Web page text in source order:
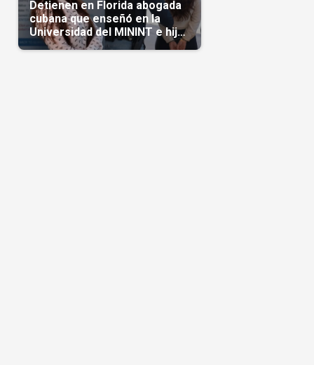
Detienen en Florida abogada
cubana que enseñó en la
Universidad del MININT e hija
de diplomático cubano